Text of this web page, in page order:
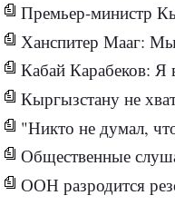
Премьер-министр
Ханспитер Мааг: Мы
Кабай Карабеков: Я выхожу из
Кыргызстану не хватает 7
"Никто не думал,
Общественные слушания по
ООН разродится